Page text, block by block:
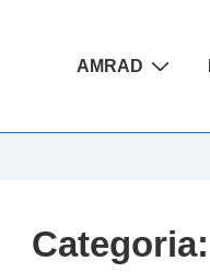
Navegação
AMRAD
Categoria: